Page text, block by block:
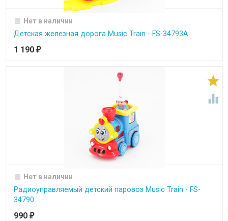
Нет в наличии
Детская железная дорога Music Train - FS-34793A
1 190 ₽


Нет в наличии
Радиоуправляемый детский паровоз Music Train - FS-
34790
990 ₽